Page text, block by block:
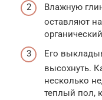
Влажную
оставляют
Его
высохнуть.
несколько
теплый пол,